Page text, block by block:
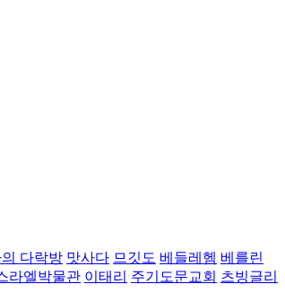
다락방 맛사다 므깃도 베들레헴 베를린
라엘박물관 이태리 주기도문교회 츠빙글리